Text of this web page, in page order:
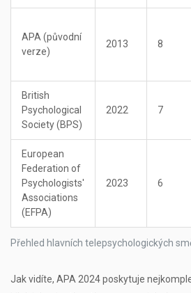
Přehled hlavních telepsychologických
APA (původní
verze)
2013 8
British
Psychological
Society (BPS)
2022 7
European
Federation of
Psychologists'
Associations
(EFPA)
2023 6
Jak vidíte, APA 2024 poskytuje